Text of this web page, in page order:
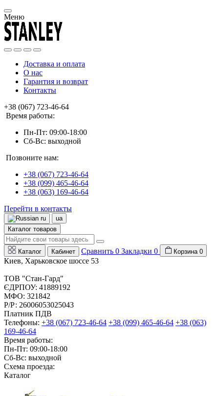
Меню
Доставка и оплата
О нас
Гарантия и возврат
Контакты
+38 (067) 723-46-64
Время работы:
Пн-Пт: 09:00-18:00
Сб-Вс: выходной
Позвоните нам:
+38 (067) 723-46-64
+38 (099) 465-46-64
+38 (063) 169-46-64
Перейти в контакты
ru
ua
Каталог товаров
Каталог Кабинет Сравнить 0 Закладки 0 Корзина 0
Киев, Харьковское шоссе 53
ТОВ "Стан-Гард"
ЄДРПОУ: 41889192
МФО: 321842
Р/Р: 26006053025043
Платник ПДВ
Телефоны: +38 (067) 723-46-64 +38 (099) 465-46-64 +38 (063)
169-46-64
Время работы:
Пн-Пт: 09:00-18:00
Сб-Вс: выходной
Схема проезда:
Каталог